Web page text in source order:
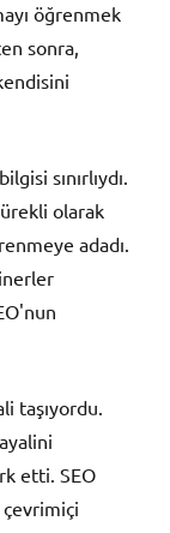
öğrenmek
sonra,
sınırlıydı.
olarak
adadı.
taşıyordu.
etti. SEO